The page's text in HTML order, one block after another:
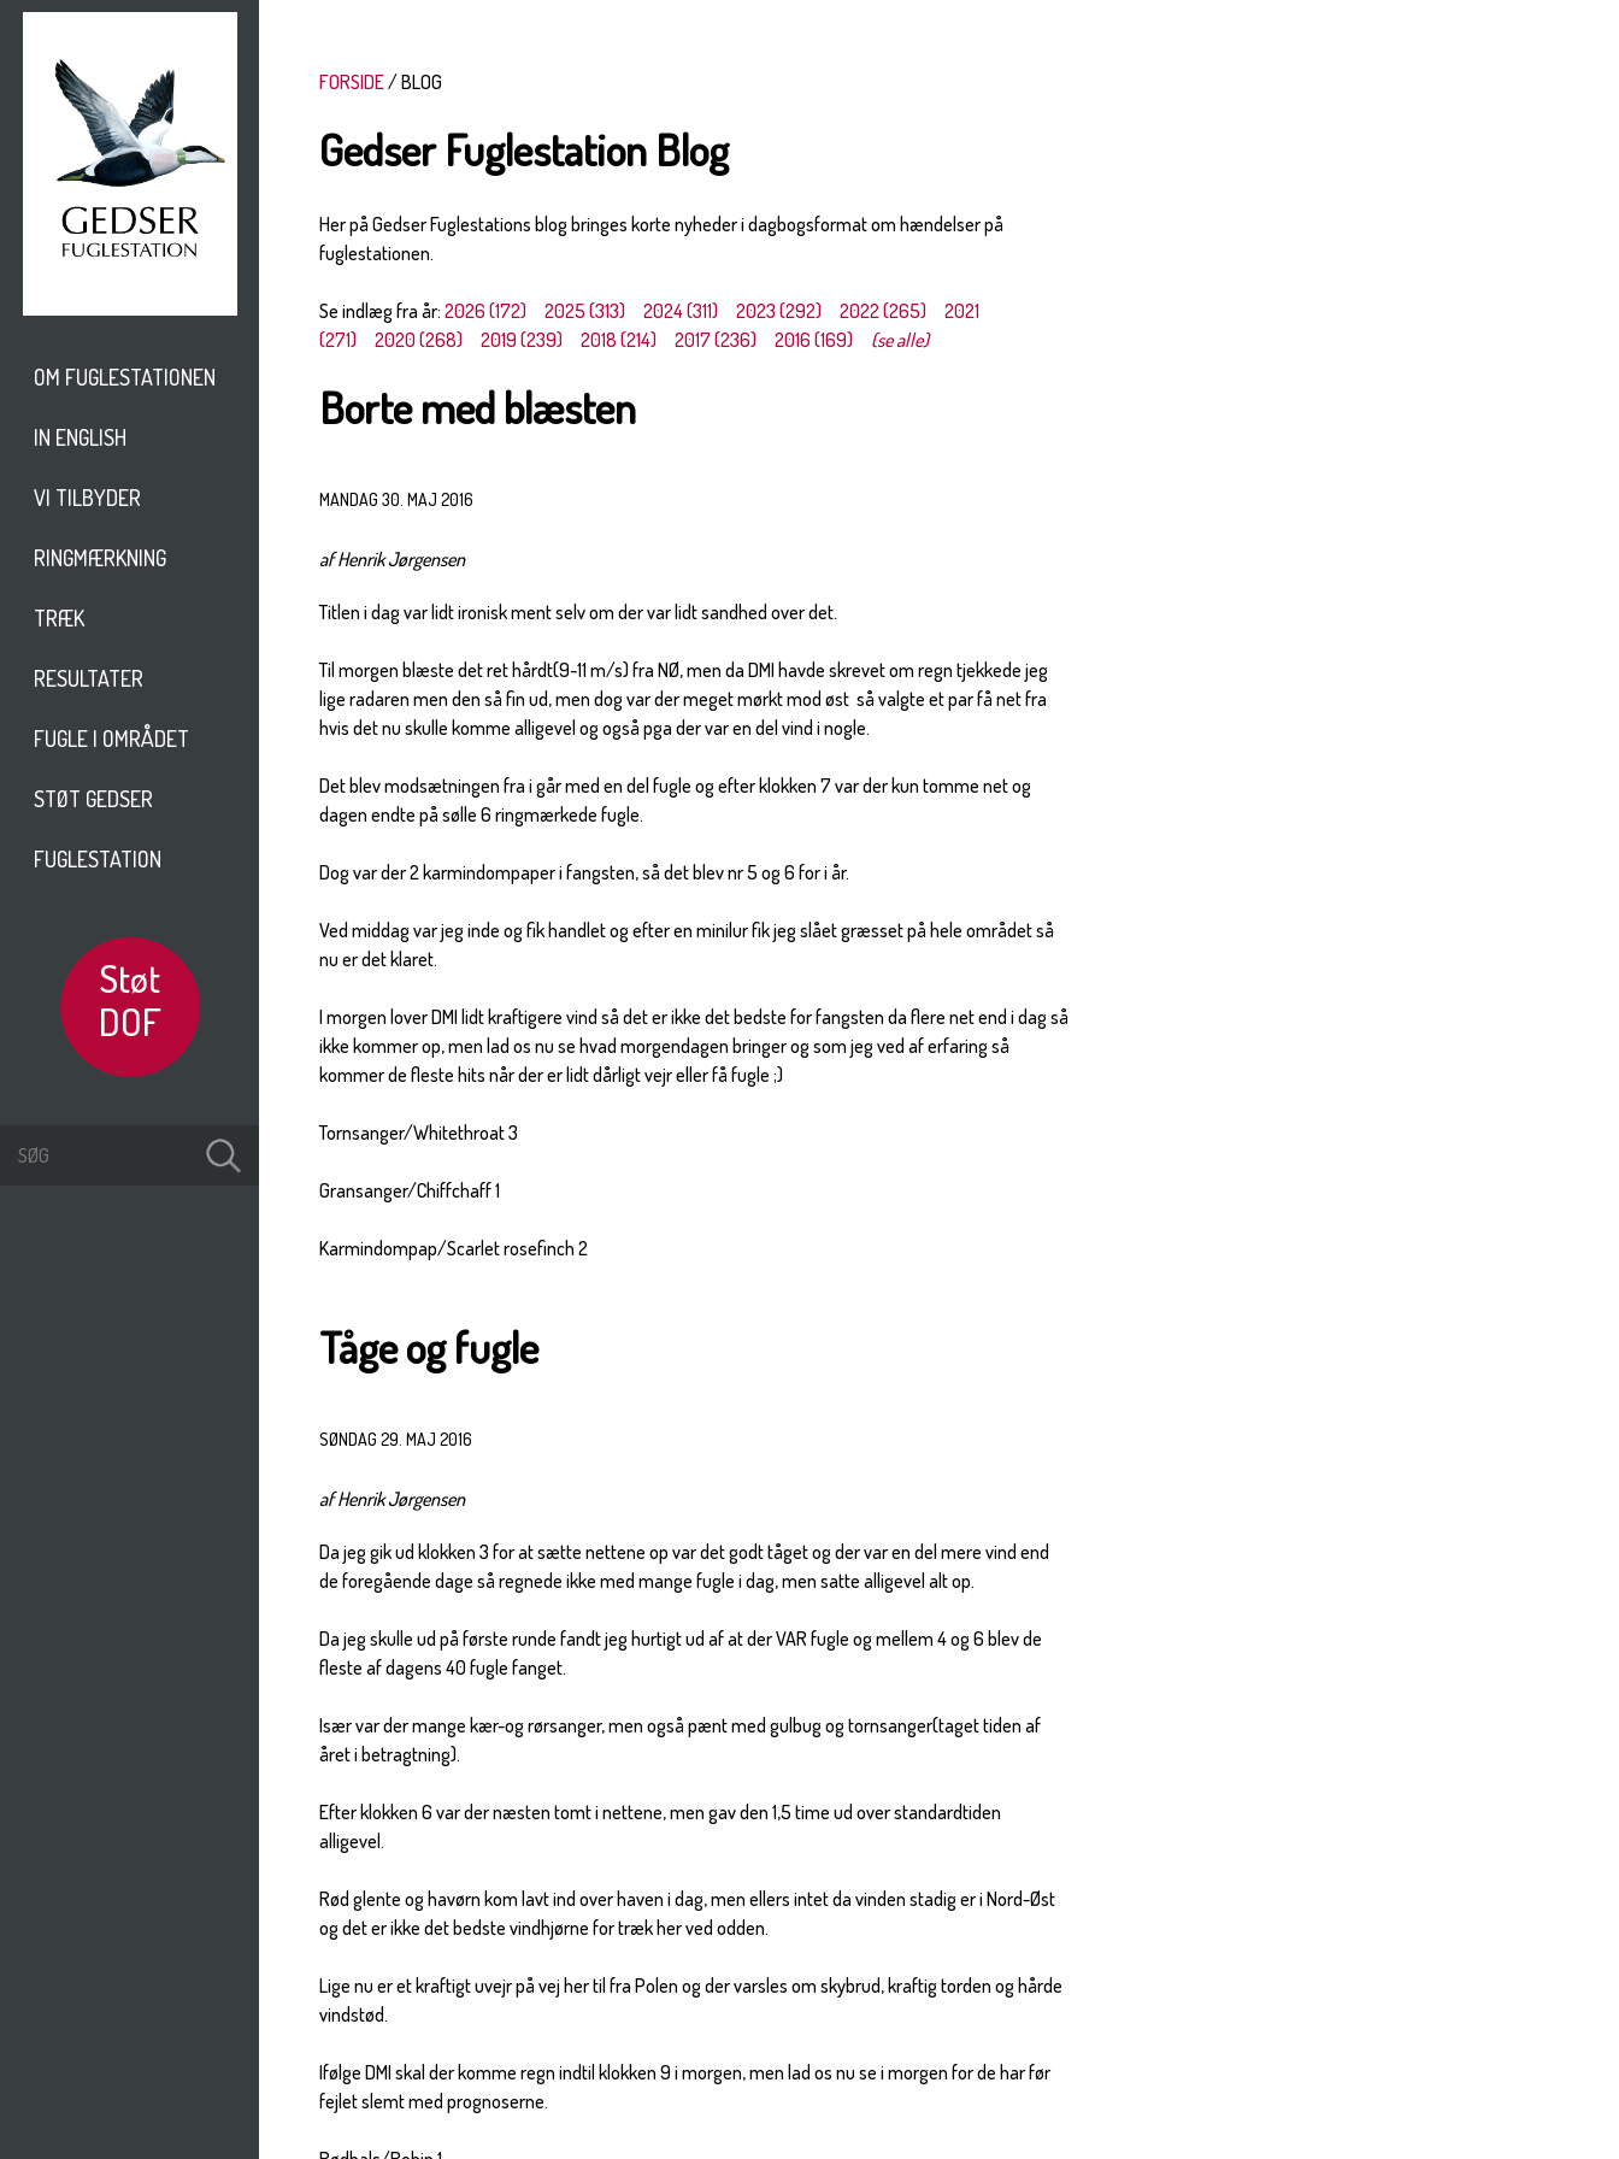
OM FUGLESTATIONEN
IN ENGLISH
VI TILBYDER
RINGMÆRKNING
TRÆK
RESULTATER
FUGLE I OMRÅDET
STØT GEDSER
FUGLESTATION
Støt
DOF
FORSIDE BLOG
Gedser Fuglestation Blog
Her på Gedser Fuglestations blog bringes korte nyheder i dagbogsformat om hændelser på
fuglestationen.
Se indlæg fra år:2026 (172) 2025 (313) 2024 (311) 2023 (292) 2022 (265)
2021
(271)
2020 (268) 2019 (239) 2018 (214) 2017 (236) 2016 (169) (se alle)
Borte med blæsten
MANDAG 30. MAJ 2016
af Henrik Jørgensen
Titlen i dag var lidt ironisk ment selv om der var lidt sandhed over det.
Til morgen blæste det ret hårdt(9-11 m/s) fra NØ, men da DMI havde skrevet om regn tjekkede jeg
lige radaren men den så fin ud, men dog var der meget mørkt mod øst så valgte et par få net fra
hvis det nu skulle komme alligevel og også pga der var en del vind i nogle.
Det blev modsætningen fra i går med en del fugle og efter klokken 7 var der kun tomme net og
dagen endte på sølle 6 ringmærkede fugle.
Dog var der 2 karmindompaper i fangsten, så det blev nr 5 og 6 for i år.
Ved middag var jeg inde og fik handlet og efter en minilur fik jeg slået græsset på hele området så
nu er det klaret.
I morgen lover DMI lidt kraftigere vind så det er ikke det bedste for fangsten da flere net end i dag så
ikke kommer op, men lad os nu se hvad morgendagen bringer og som jeg ved af erfaring så
kommer de fleste hits når der er lidt dårligt vejr eller få fugle ;)
Tornsanger/Whitethroat 3
Gransanger/Chiffchaff 1
Karmindompap/Scarlet rosefinch 2
Tåge og fugle
SØNDAG 29. MAJ 2016
af Henrik Jørgensen
Da jeg gik ud klokken 3 for at sætte nettene op var det godt tåget og der var en del mere vind end
de foregående dage så regnede ikke med mange fugle i dag, men satte alligevel alt op.
Da jeg skulle ud på første runde fandt jeg hurtigt ud af at der VAR fugle og mellem 4 og 6 blev de
fleste af dagens 40 fugle fanget.
Især var der mange kær-og rørsanger, men også pænt med gulbug og tornsanger(taget tiden af
året i betragtning).
Efter klokken 6 var der næsten tomt i nettene, men gav den 1,5 time ud over standardtiden
alligevel.
Rød glente og havørn kom lavt ind over haven i dag, men ellers intet da vinden stadig er i Nord-Øst
og det er ikke det bedste vindhjørne for træk her ved odden.
Lige nu er et kraftigt uvejr på vej her til fra Polen og der varsles om skybrud, kraftig torden og hårde
vindstød.
Ifølge DMI skal der komme regn indtil klokken 9 i morgen, men lad os nu se i morgen for de har før
fejlet slemt med prognoserne.